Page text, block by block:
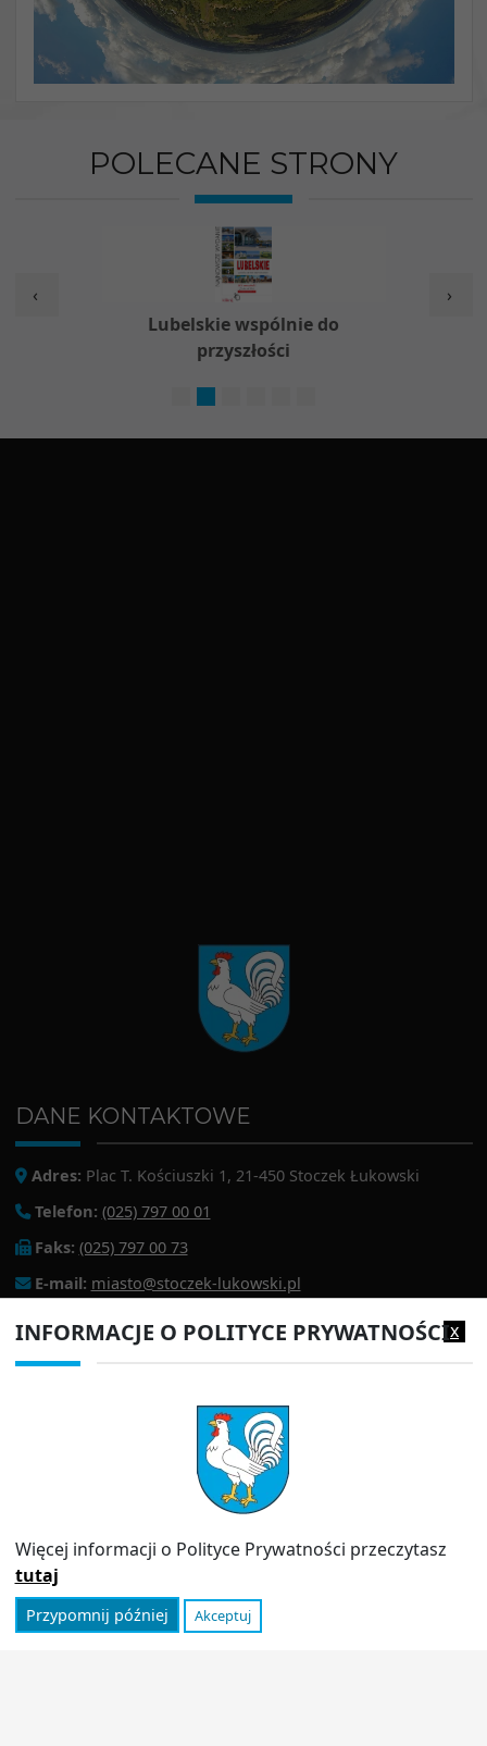
POLECANE STRONY
Lubelskie wspólnie do
przyszłości
‹ ›
DANE KONTAKTOWE
Adres: Plac T. Kościuszki 1, 21-450 Stoczek Łukowski
Telefon: (025) 797 00 01
Faks: (025) 797 00 73
E-mail: miasto@stoczek-lukowski.pl
PRZYDATNE LINKI
Polityka prywatności
Informator
x
INFORMACJE O POLITYCE PRYWATNOŚCI
Więcej informacji o Polityce Prywatności przeczytasz
tutaj
Przypomnij później Akceptuj